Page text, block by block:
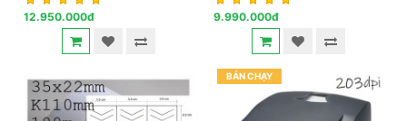
12.950.000đ 9.990.000đ
BÁN CHẠY